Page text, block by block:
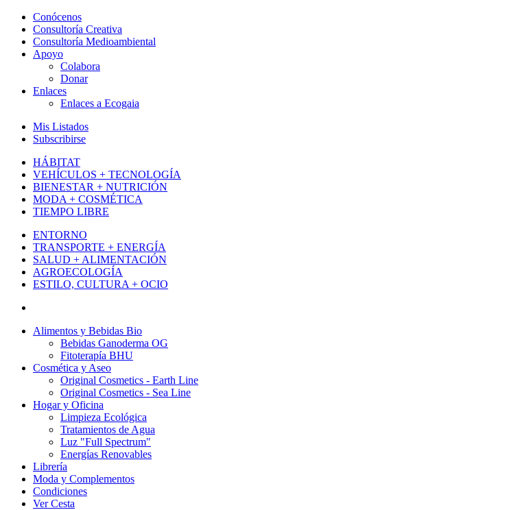
Conócenos
Consultoría Creativa
Consultoría Medioambiental
Apoyo
Colabora
Donar
Enlaces
Enlaces a Ecogaia
Mis Listados
Subscribirse
HÁBITAT
VEHÍCULOS + TECNOLOGÍA
BIENESTAR + NUTRICIÓN
MODA + COSMÉTICA
TIEMPO LIBRE
ENTORNO
TRANSPORTE + ENERGÍA
SALUD + ALIMENTACIÓN
AGROECOLOGÍA
ESTILO, CULTURA + OCIO
Alimentos y Bebidas Bio
Bebidas Ganoderma OG
Fitoterapía BHU
Cosmética y Aseo
Original Cosmetics - Earth Line
Original Cosmetics - Sea Line
Hogar y Oficina
Limpieza Ecológica
Tratamientos de Agua
Luz "Full Spectrum"
Energías Renovables
Librería
Moda y Complementos
Condiciones
Ver Cesta